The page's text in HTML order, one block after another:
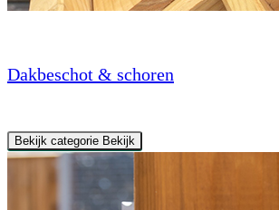
Dakbeschot & schoren
Bekijk categorie Bekijk